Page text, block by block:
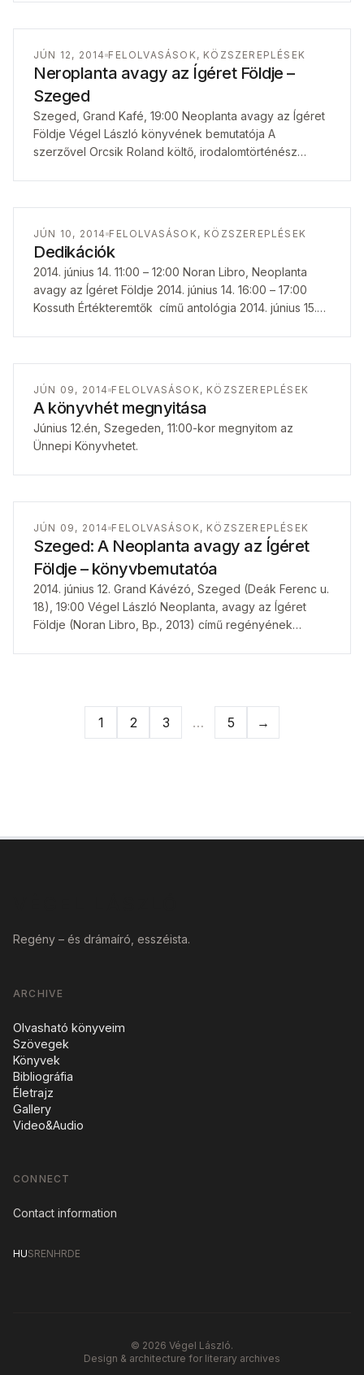
JÚN 12, 2014 FELOLVASÁSOK, KÖZSZEREPLÉSEK
Neroplanta avagy az Ígéret Földje –
Szeged
Szeged, Grand Kafé, 19:00 Neoplanta avagy az Ígéret
Földje Végel László könyvének bemutatója A
szerzővel Orcsik Roland költő, irodalomtörténész
JÚN 10, 2014 FELOLVASÁSOK, KÖZSZEREPLÉSEK
Dedikációk
2014. június 14. 11:00 – 12:00 Noran Libro, Neoplanta
avagy az Ígéret Földje 2014. június 14. 16:00 – 17:00
Kossuth Értékteremtők című antológia 2014. június 15.
JÚN 09, 2014 FELOLVASÁSOK, KÖZSZEREPLÉSEK
A könyvhét megnyitása
Június 12.én, Szegeden, 11:00-kor megnyitom az
Ünnepi Könyvhetet.
JÚN 09, 2014 FELOLVASÁSOK, KÖZSZEREPLÉSEK
Szeged: A Neoplanta avagy az Ígéret
Földje – könyvbemutatóa
2014. június 12. Grand Kávézó, Szeged (Deák Ferenc u.
18), 19:00 Végel László Neoplanta, avagy az Ígéret
Földje (Noran Libro, Bp., 2013) című regényének
1 2 3 … 5
Next page
→
Regény – és drámaíró, esszéista.
ARCHIVE
Olvasható könyveim
Szövegek
Könyvek
Bibliográfia
Életrajz
Gallery
Video&Audio
CONNECT
Contact information
HUSRENHRDE
© 2026 Végel László.
Design & architecture for literary archives